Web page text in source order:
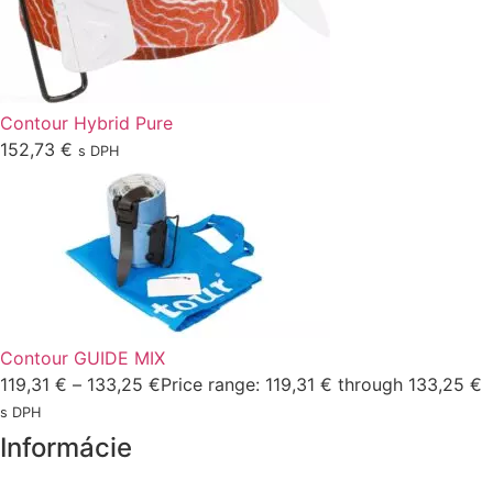
Contour Hybrid Pure
152,73 € s DPH
Contour GUIDE MIX
119,31 € – 133,25 €Price range: 119,31 € through 133,25 €
s DPH
Informácie